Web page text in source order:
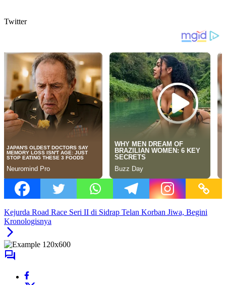
Twitter
Kejurda Road Race Seri II di Sidrap Telan Korban Jiwa, Begini
Kronologisnya